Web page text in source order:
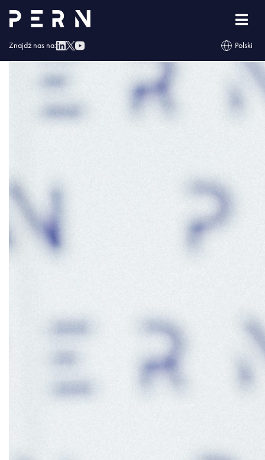
Znajdź nas na: Polski
Mateusz_Radecki_wiceprezes_PERN_SA